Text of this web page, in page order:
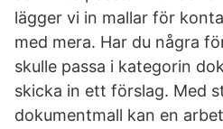
lägger vi in mallar för
med mera. Har du några
skulle passa i kategorin
skicka in ett förslag. Med
dokumentmall kan en